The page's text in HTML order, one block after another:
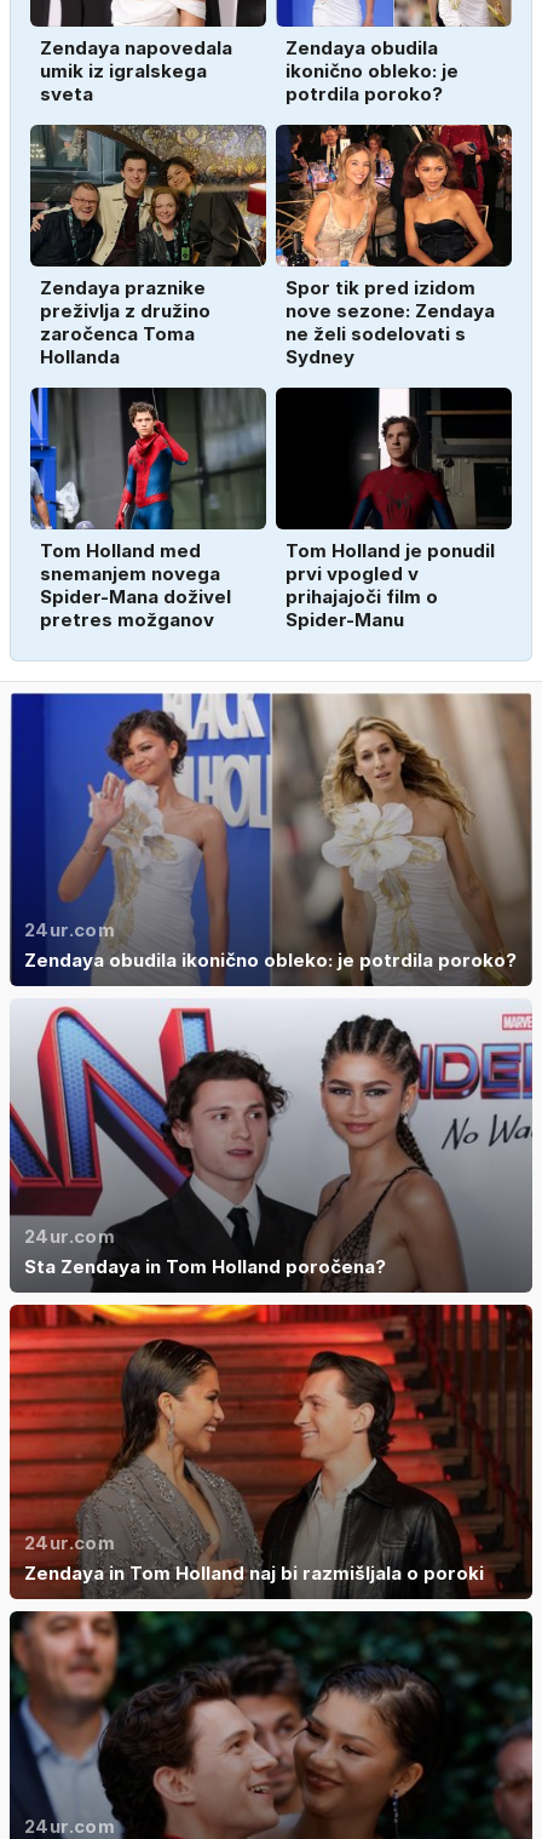
Zendaya napovedala
umik iz igralskega
sveta
Zendaya obudila
ikonično obleko: je
potrdila poroko?
Zendaya praznike
preživlja z družino
zaročenca Toma
Hollanda
Spor tik pred izidom
nove sezone: Zendaya
ne želi sodelovati s
Sydney
Tom Holland med
snemanjem novega
Spider-Mana doživel
pretres možganov
Tom Holland je ponudil
prvi vpogled v
prihajajoči film o
Spider-Manu
24ur.com
Zendaya obudila ikonično obleko: je potrdila poroko?
24ur.com
Sta Zendaya in Tom Holland poročena?
24ur.com
Zendaya in Tom Holland naj bi razmišljala o poroki
24ur.com